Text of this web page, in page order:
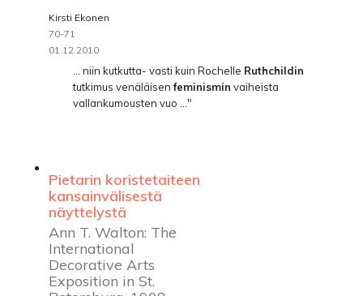
Kirsti Ekonen
70-71
01.12.2010
... niin kutkutta- vasti kuin Rochelle Ruthchildin
tutkimus venäläisenfeminismin vaiheista
vallankumousten vuo ..."
Pietarin koristetaiteen
kansainvälisestä
näyttelystä
Ann T. Walton: The
International
Decorative Arts
Exposition in St.